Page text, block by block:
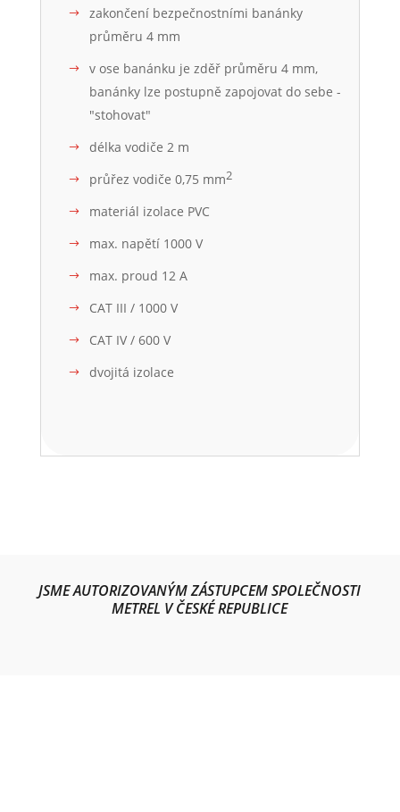
zakončení bezpečnostními banánky
průměru 4 mm
v ose banánku je zděř průměru 4 mm,
banánky lze postupně zapojovat do sebe -
"stohovat"
délka vodiče 2 m
průřez vodiče 0,75 mm2
materiál izolace PVC
max. napětí 1000 V
max. proud 12 A
CAT III / 1000 V
CAT IV / 600 V
dvojitá izolace
JSME AUTORIZOVANÝM ZÁSTUPCEM SPOLEČNOSTI
METREL V ČESKÉ REPUBLICE